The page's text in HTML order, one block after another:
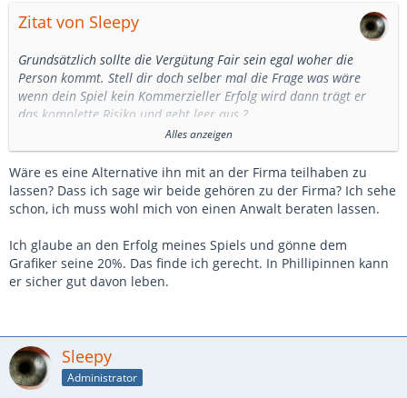
Zitat von Sleepy
Grundsätzlich sollte die Vergütung Fair sein egal woher die
Person kommt. Stell dir doch selber mal die Frage was wäre
wenn dein Spiel kein Kommerzieller Erfolg wird dann trägt er
das komplette Risiko und geht leer aus ?
Du solltest zwischen zwei dinge unterscheiden:
1. Wenn du ihn einstellst dann gelten alle deutschen Gesetze und
Reglungen. Dazu zählt dann auch der Mindestlohn. Hierzu
entsprechende Bezahlung, Urlaubstage.
2.Er arbeitest als Selbständiger für dich. Dann gelten die
aber auch ne andere. Außerdem solltest du dir irgend wie
nachweisen lassen, dass er wirklich selbstständig ist sonst
könntest du hier in Deutschland unter die Räder kommen in
Bezug von Steuerhinterziehung, Schwarzarbeit, Ausbeutung etc.
Alles anzeigen
Wäre es eine Alternative ihn mit an der Firma teilhaben zu
lassen? Dass ich sage wir beide gehören zu der Firma? Ich sehe
schon, ich muss wohl mich von einen Anwalt beraten lassen.
Ich glaube an den Erfolg meines Spiels und gönne dem
Grafiker seine 20%. Das finde ich gerecht. In Phillipinnen kann
er sicher gut davon leben.
Sleepy
Administrator